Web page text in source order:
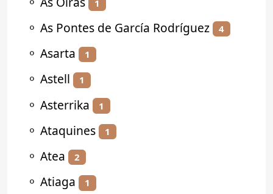
1
⚬ As Pontes de García Rodríguez 4
⚬ Asarta 1
⚬ Astell 1
⚬ Asterrika 1
⚬ Ataquines 1
⚬ Atea 2
⚬ Atiaga 1